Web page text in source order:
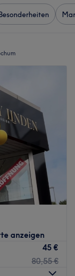
anzeigen
45 €
80,55 €